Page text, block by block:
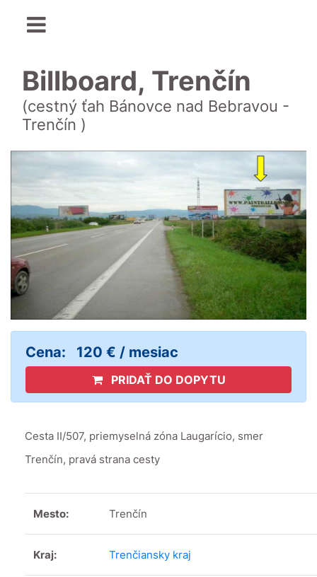
Billboard, Trenčín
(cestný ťah Bánovce nad Bebravou -
Trenčín )
Cena: 120 € / mesiac
PRIDAŤ DO DOPYTU
Cesta II/507, priemyselná zóna Laugarício, smer
Trenčín, pravá strana cesty
Mesto: Trenčín
Kraj: Trenčiansky kraj